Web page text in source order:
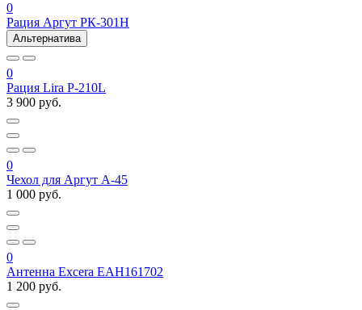
0
Рация Аргут РК-301Н
Альтернатива
0
Рация Lira P-210L
3 900 руб.
0
Чехол для Аргут А-45
1 000 руб.
0
Антенна Excera EAH161702
1 200 руб.